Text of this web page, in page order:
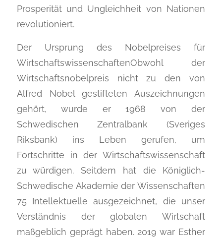
Prosperität und Ungleichheit von Nationen
revolutioniert.
Der Ursprung des Nobelpreises für
WirtschaftswissenschaftenObwohl der
Wirtschaftsnobelpreis nicht zu den von
Alfred Nobel gestifteten Auszeichnungen
gehört, wurde er 1968 von der
Schwedischen Zentralbank (Sveriges
Riksbank) ins Leben gerufen, um
Fortschritte in der Wirtschaftswissenschaft
zu würdigen. Seitdem hat die Königlich-
Schwedische Akademie der Wissenschaften
75 Intellektuelle ausgezeichnet, die unser
Verständnis der globalen Wirtschaft
maßgeblich geprägt haben. 2019 war Esther